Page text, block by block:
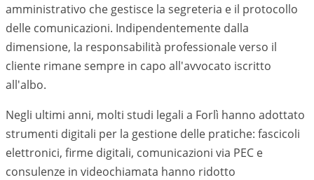
amministrativo che gestisce la segreteria e il protocollo
delle comunicazioni. Indipendentemente dalla
dimensione, la responsabilità professionale verso il
cliente rimane sempre in capo all'avvocato iscritto
all'albo.
Negli ultimi anni, molti studi legali a Forlì hanno adottato
strumenti digitali per la gestione delle pratiche: fascicoli
elettronici, firme digitali, comunicazioni via PEC e
consulenze in videochiamata hanno ridotto